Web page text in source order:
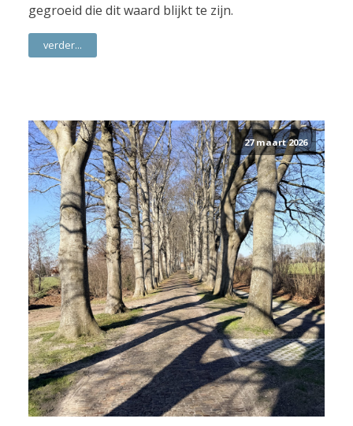
gegroeid die dit waard blijkt te zijn.
verder...
27 maart 2026